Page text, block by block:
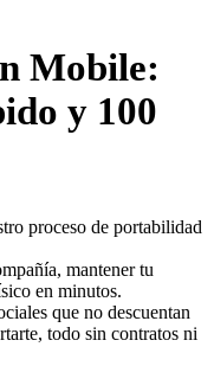
Mobile:
y 100
proceso de portabilidad
mantener tu
en minutos.
que no descuentan
todo sin contratos ni